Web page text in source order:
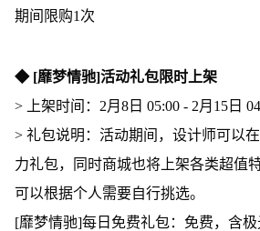
期间限购1次
◆ [靡梦情驰]活动礼包限时上架
> 上架时间：2月8日 05:00 - 2月15日
> 礼包说明：活动期间，设计师可以
力礼包，同时商城也将上架各类超值
可以根据个人需要自行挑选。
[靡梦情驰]每日免费礼包：免费，含